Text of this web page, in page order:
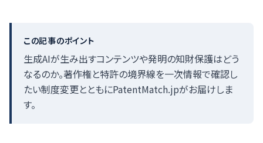
この記事のポイント
生成AIが生み出すコンテンツや発明の知財保護はどう
なるのか。著作権と特許の境界線を一次情報で確認し
たい制度変更とともにPatentMatch.jpがお届けしま
す。